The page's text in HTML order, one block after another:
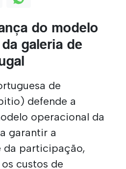
do modelo
galeria de
de
defende a
operacional da
garantir a
da participação,
custos de